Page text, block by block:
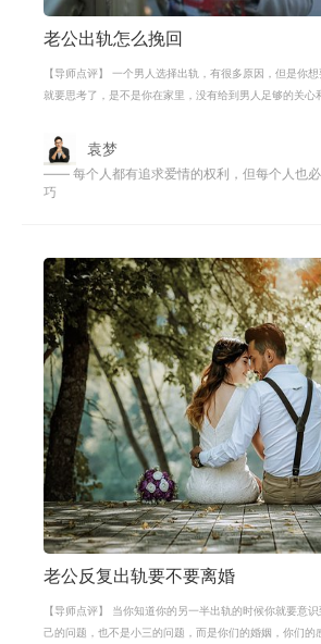
老公出轨怎么挽回
【导师点评】 一个男人选择出轨，有很多原因，但是你
就要思考了，是不是你在家里，没有给到男人足够的关心
袁梦
—— 每个人都有追求爱情的权利，但每个人也
巧
老公反复出轨要不要离婚
【导师点评】 当你知道你的另一半出轨的时候你就要意
己的问题，也不是小三的问题，而是你们的婚姻，你们的